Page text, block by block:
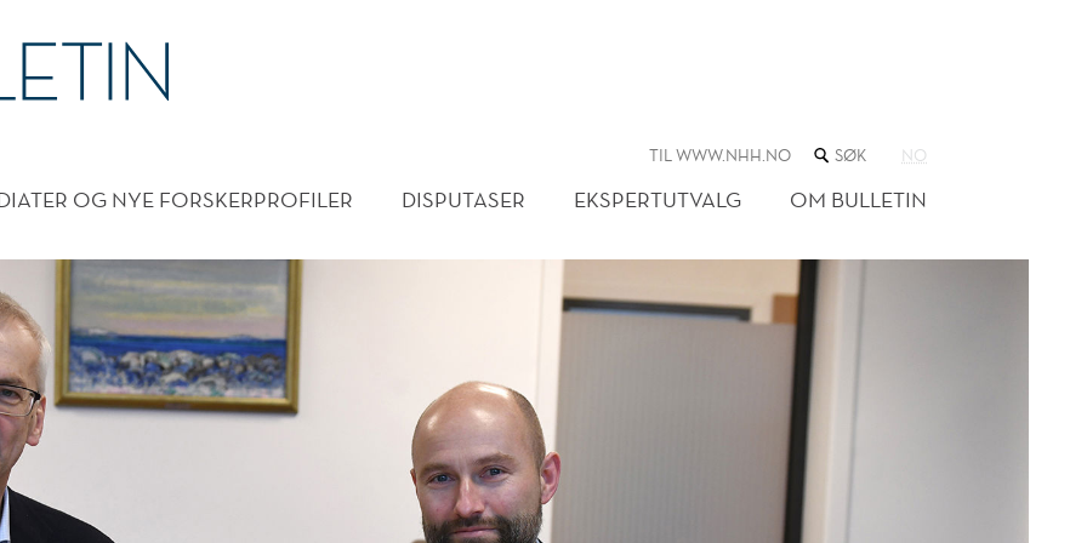
TIL WWW.NHH.NO SØK
NETTSTEDET
NO
OG NYE FORSKERPROFILER DISPUTASER EKSPERTUTVALG OM BULLETIN